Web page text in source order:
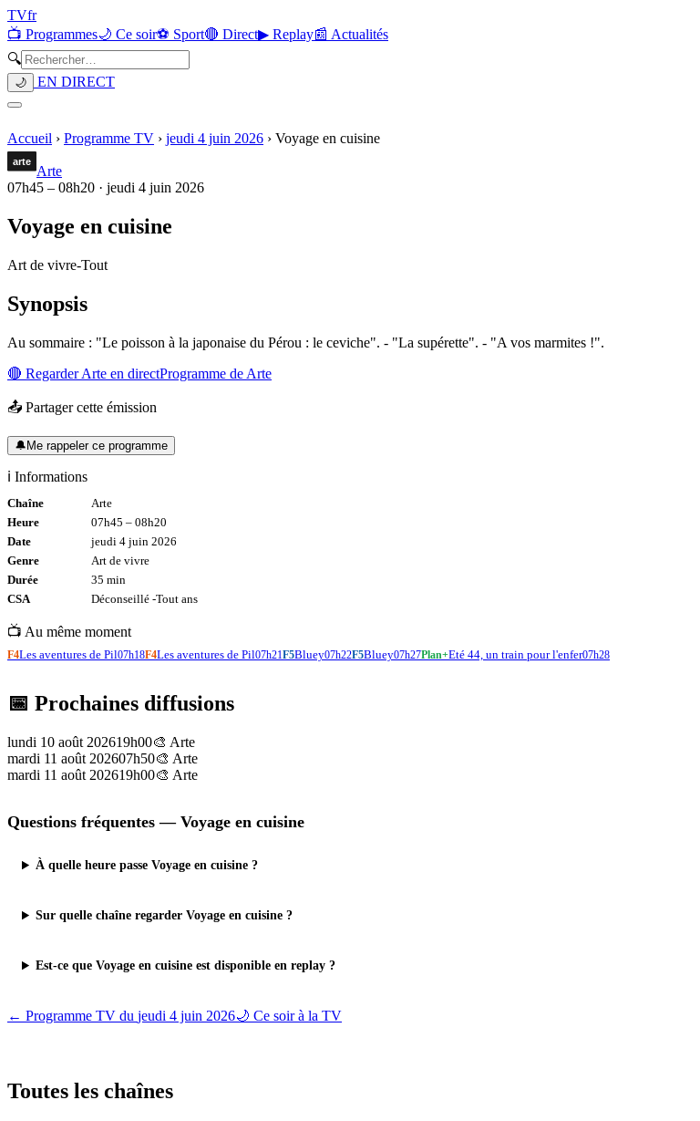
TVfr
📺 Programmes🌙 Ce soir⚽ Sport🔴 Direct▶ Replay📰 Actualités
🔍
🌙 EN DIRECT
Accueil › Programme TV › jeudi 4 juin 2026 › Voyage en cuisine
Arte
07h45 – 08h20 · jeudi 4 juin 2026
Voyage en cuisine
Art de vivre-Tout
Synopsis
Au sommaire : "Le poisson à la japonaise du Pérou : le ceviche". - "La supérette". - "A vos marmites !".
🔴 RegarderArte en directProgramme de Arte
📤 Partager cette émission
🔔Me rappeler ce programme
ℹ️ Informations
Chaîne
Arte
Heure
07h45 – 08h20
Date
jeudi 4 juin 2026
Genre
Art de vivre
Durée
35 min
CSA
Déconseillé -Tout ans
📺 Au même moment
F4Les aventures de Pil07h18F4Les aventures de Pil07h21F5Bluey07h22F5Bluey07h27Plan+Eté 44, un train pour l'enfer07h28
📅 Prochaines diffusions
lundi 10 août 202619h00🎨 Arte
mardi 11 août 202607h50🎨 Arte
mardi 11 août 202619h00🎨 Arte
Questions fréquentes — Voyage en cuisine
À quelle heure passe Voyage en cuisine ?
Sur quelle chaîne regarder Voyage en cuisine ?
Est-ce que Voyage en cuisine est disponible en replay ?
← Programme TV du jeudi 4 juin 2026🌙 Ce soir à la TV
Toutes les chaînes